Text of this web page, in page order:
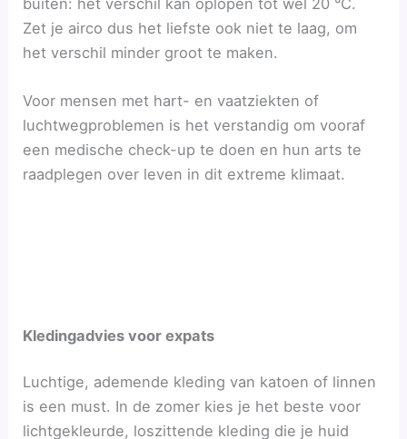
Zet je airco dus het liefste ook niet te laag, om
het verschil minder groot te maken.
Voor mensen met hart- en vaatziekten of
luchtwegproblemen is het verstandig om vooraf
een medische check-up te doen en hun arts te
raadplegen over leven in dit extreme klimaat.
Kledingadvies voor expats
Luchtige, ademende kleding van katoen of linnen
is een must. In de zomer kies je het beste voor
lichtgekleurde, loszittende kleding die je huid